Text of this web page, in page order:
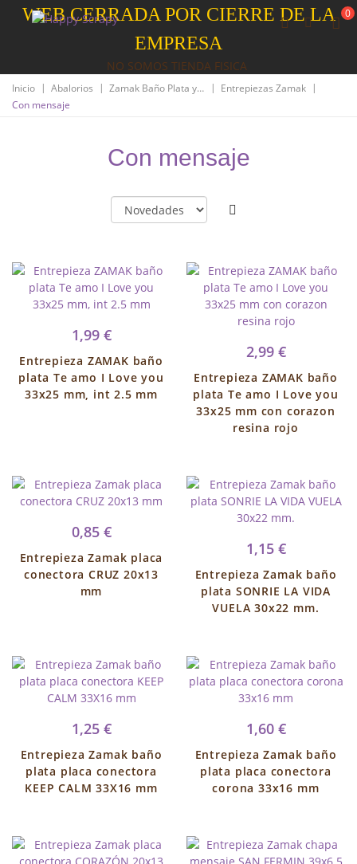
WEB CERRADA POR CIERRE DE LA
EMPRESA
NO SOMOS TIENDA FISICA
0
Inicio | Abalorios | Zamak Baño Plata y Oro | Entrepiezas Zamak |
Con mensaje
Con mensaje
1,99 €
Entrepieza ZAMAK baño
plata Te amo I Love you
33x25 mm, int 2.5 mm
2,99 €
Entrepieza ZAMAK baño
plata Te amo I Love you
33x25 mm con corazon
resina rojo
0,85 €
Entrepieza Zamak placa
conectora CRUZ 20x13
mm
1,15 €
Entrepieza Zamak baño
plata SONRIE LA VIDA
VUELA 30x22 mm.
1,25 €
Entrepieza Zamak baño
plata placa conectora
KEEP CALM 33X16 mm
1,60 €
Entrepieza Zamak baño
plata placa conectora
corona 33x16 mm